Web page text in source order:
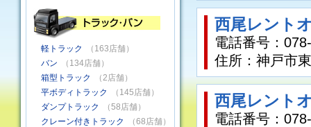
軽トラック
（163店舗）
バン
（134店舗）
箱型トラック
（2店舗）
平ボディトラック
（145店舗）
ダンプトラック
（58店舗）
クレーン付きトラック
（68店舗）
西尾レント
電話番号：
住所：神戸市
西尾レント
電話番号：